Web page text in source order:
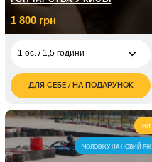
1 800 грн
1 ос. / 1,5 години
1 800
грн
2 ос. / 1,5 години
2 500
грн
ДЛЯ СЕБЕ / НА ПОДАРУНОК
HIT
ЧОЛОВІКУ НА НОВИЙ РІК